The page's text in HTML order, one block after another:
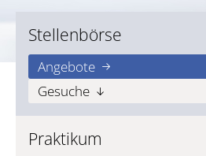
Stellenbörse
Angebote
Gesuche
Praktikum